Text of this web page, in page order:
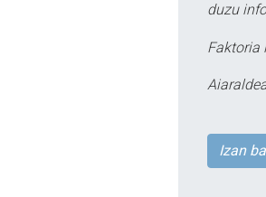
duzu
Faktoria
Izan